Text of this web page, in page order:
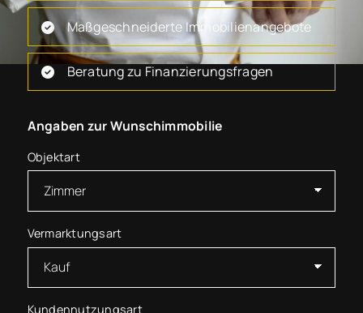
Maßgeschneiderte Immobilienangebote
Beratung zu Finanzierungsfragen
Angaben zur Wunschimmobilie
Objektart
Vermarktungsart
Kundennutzungsart